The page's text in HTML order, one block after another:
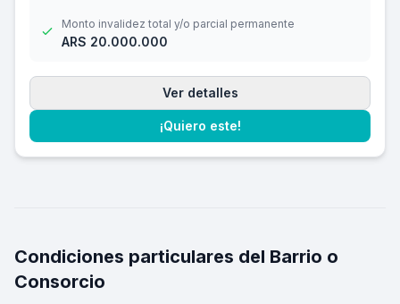
Monto invalidez total y/o parcial permanente
ARS 20.000.000
Ver detalles
¡Quiero este!
Condiciones particulares del Barrio o
Consorcio